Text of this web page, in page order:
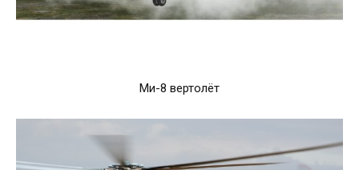
Ми-8 вертолёт